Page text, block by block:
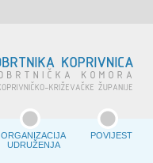
ORGANIZACIJA
UDRUŽENJA
POVIJEST